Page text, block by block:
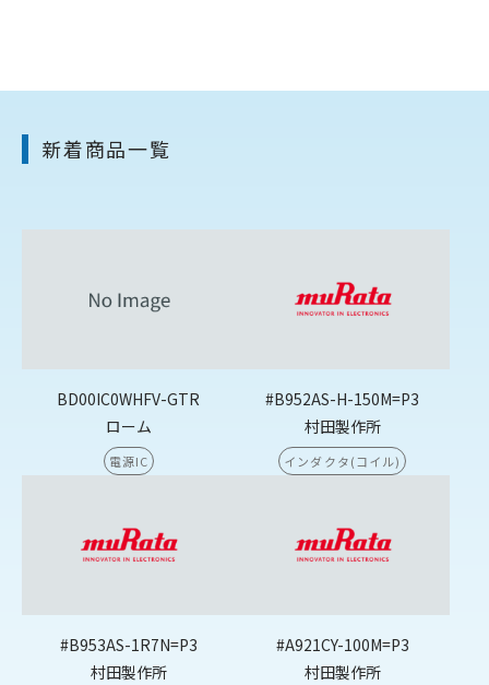
新着商品一覧
BD00IC0WHFV-GTR
ローム
電源IC
#B952AS-H-150M=P3
村田製作所
インダクタ(コイル)
#B953AS-1R7N=P3
村田製作所
#A921CY-100M=P3
村田製作所